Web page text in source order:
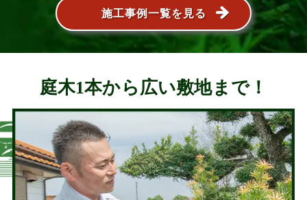
施工事例一覧を見る
庭木1本から広い敷地まで！